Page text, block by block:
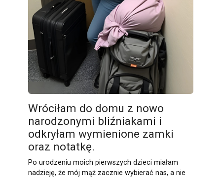
Wróciłam do domu z nowo
narodzonymi bliźniakami i
odkryłam wymienione zamki
oraz notatkę.
Po urodzeniu moich pierwszych dzieci miałam
nadzieję, że mój mąż zacznie wybierać nas, a nie